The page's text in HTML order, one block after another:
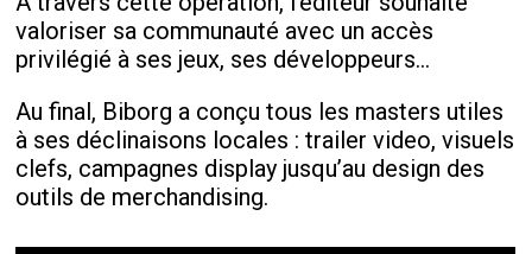
valoriser sa communauté avec un accès
privilégié à ses jeux, ses développeurs…
Au final, Biborg a conçu tous les masters utiles
à ses déclinaisons locales : trailer video, visuels
clefs, campagnes display jusqu’au design des
outils de merchandising.